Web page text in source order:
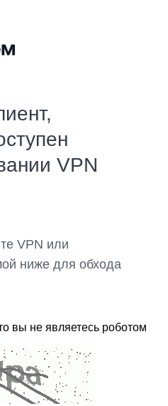
VPN
VPN или
ниже для обхода
вы не являетесь роботом